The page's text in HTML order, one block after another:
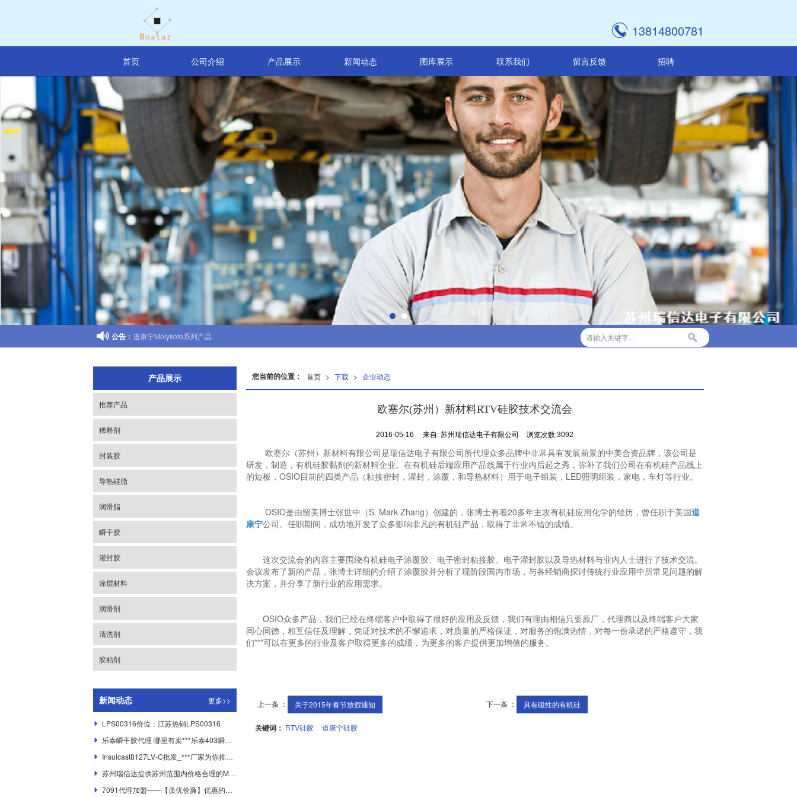
 13814800781
首页 公司介绍 产品展示 新闻动态 图库展示 联系我们 留言反馈 招聘
 公告： 道康宁1-2577三防漆 
您当前的位置： 首页 > 下载 > 企业动态
欧塞尔(苏州）新材料RTV硅胶技术交流会
2016-05-16 来自:苏州瑞信达电子有限公司 浏览次数:3092
欧赛尔（苏州）新材料有限公司是瑞信达电子有限公司所代理众多品牌中非常具有发展前景的中美合资品牌，该公司是
研发，制造，有机硅胶黏剂的新材料企业。在有机硅后端应用产品线属于行业内后起之秀，弥补了我们公司在有机硅产品线上
的短板，OSIO目前的四类产品（粘接密封，灌封，涂覆，和导热材料）用于电子组装，LED照明组装，家电，车灯等行业。
OSIO是由留美博士张世中（S. Mark Zhang）创建的，张博士有着20多年主攻有机硅应用化学的经历，曾任职于美国道
康宁公司。任职期间，成功地开发了众多影响非凡的有机硅产品，取得了非常不错的成绩。
这次交流会的内容主要围绕有机硅电子涂覆胶、电子密封粘接胶、电子灌封胶以及导热材料与业内人士进行了技术交流。
会议发布了新的产品，张博士详细的介绍了涂覆胶并分析了现阶段国内市场，与各经销商探讨传统行业应用中所常见问题的解
决方案，并分享了新行业的应用需求。
OSIO众多产品，我们已经在终端客户中取得了很好的应用及反馈，我们有理由相信只要原厂，代理商以及终端客户大家
同心同德，相互信任及理解，凭证对技术的不懈追求，对质量的严格保证，对服务的饱满热情，对每一份承诺的严格遵守，我
们***可以在更多的行业及客户取得更多的成绩，为更多的客户提供更加增值的服务。
上一条 ： 关于2015年春节放假通知 下一条 ： 具有磁性的有机硅
关键词： RTV硅胶 道康宁硅胶
产品展示
推荐产品
稀释剂
封装胶
导热硅脂
润滑脂
瞬干胶
灌封胶
涂层材料
润滑剂
清洗剂
胶粘剂
更多>>
新闻动态
 LPS00316价位：江苏热销LPS00316
 乐泰瞬干胶代理 哪里有卖***乐泰403瞬干胶
 Insulcast8127LV-C批发_***厂家为你推荐价格公道的8127LV-C灌封胶
 苏州瑞信达提供苏州范围内价格合理的Molykote X5-6020，供应Molykote润滑油脂
 7091代理加盟——【质优价廉】优惠的道康宁7091供应